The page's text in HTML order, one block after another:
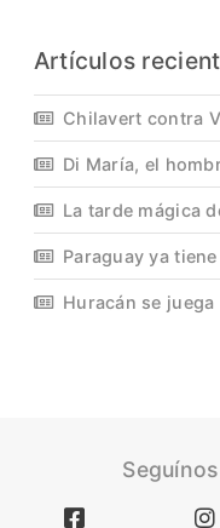
Artículos
Chilavert contra
Di María, el
La tarde mágica
Paraguay ya
Huracán se